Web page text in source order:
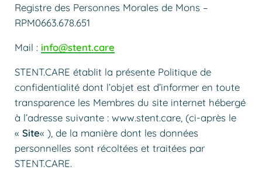
Registre des Personnes Morales de Mons –
RPM0663.678.651
Mail : info@stent.care
STENT.CARE établit la présente Politique de
confidentialité dont l’objet est d’informer en toute
transparence les Membres du site internet hébergé
à l’adresse suivante : www.stent.care, (ci-après le
« Site« ), de la manière dont les données
personnelles sont récoltées et traitées par
STENT.CARE.